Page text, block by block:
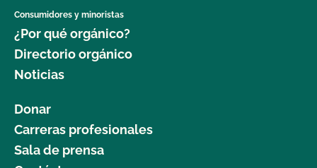
¿Dónde puedo encontrar semillas y plantas
orgánicas?
¿Qué cultivos requieren un intervalo de 120 días
antes de la cosecha cuando se aplica estiércol?
¿Qué norma GLOBALG.A.P. es mejor para mi
empresa?
Consumidores y minoristas
¿Por qué orgánico?
Directorio orgánico
Noticias
Donar
Carreras profesionales
Sala de prensa